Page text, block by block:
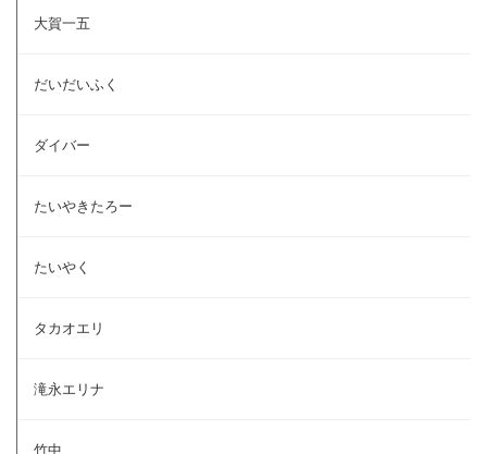
大賀一五
だいだいふく
ダイバー
たいやきたろー
たいやく
タカオエリ
滝永エリナ
竹中